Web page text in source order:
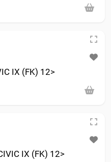
IX (FK) 12>
IX (FK) 12>